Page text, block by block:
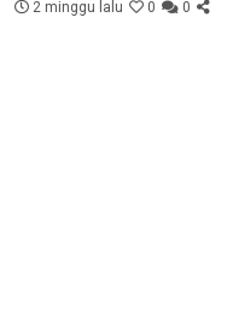
2 minggu lalu 0 0